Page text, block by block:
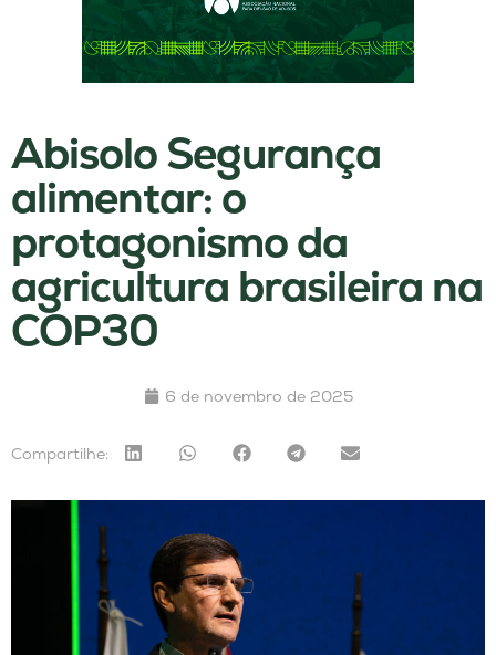
Abisolo Segurança
alimentar: o
protagonismo da
agricultura brasileira na
COP30
6 de novembro de 2025
Compartilhe: